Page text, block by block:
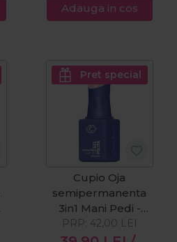
Adauga in cos
Pret special
Cupio Oja
semipermanenta
3in1 Mani Pedi -
Sunday Brunch
8ml
PRP: 42,00 LEI